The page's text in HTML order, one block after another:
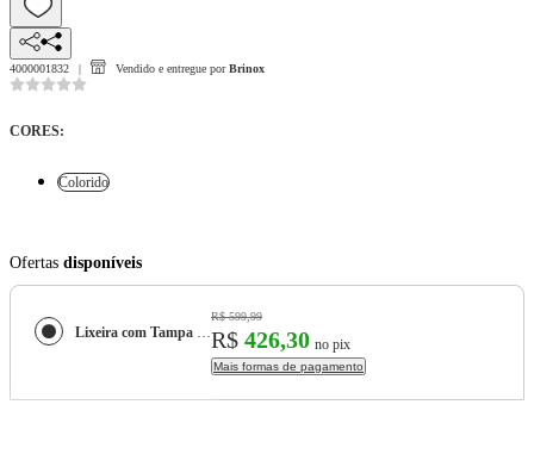
4000001832 Vendido e entregue por Brinox
CORES:
Colorido
Ofertas disponíveis
Lixeira com Tampa Basculante Brinox Decorline 47 Litros 30 x 70cm Aço Inoxidável
R$ 599,99
R$ 426,30 no pix
Mais formas de pagamento